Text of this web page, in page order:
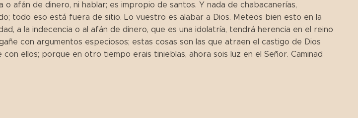
afán de dinero, ni hablar; es impropio de santos. Y nada de chabacanerías,
todo eso está fuera de sitio. Lo vuestro es alabar a Dios. Meteos bien esto en la
a la indecencia o al afán de dinero, que es una idolatría, tendrá herencia en el reino
con argumentos especiosos; estas cosas son las que atraen el castigo de Dios
ellos; porque en otro tiempo erais tinieblas, ahora sois luz en el Señor. Caminad